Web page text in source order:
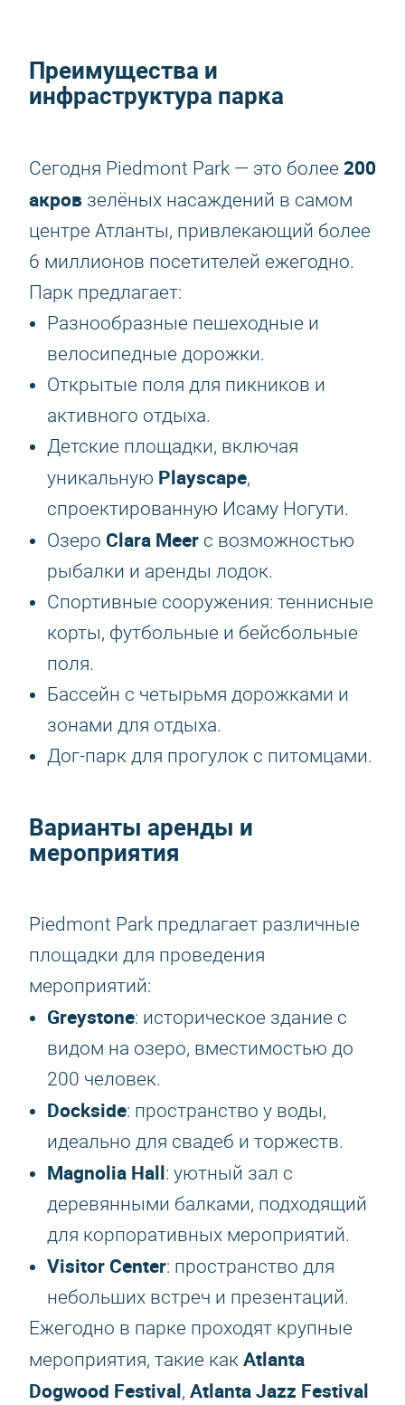
Преимущества и
инфраструктура парка
Сегодня Piedmont Park — это более 200
акров зелёных насаждений в самом
центре Атланты, привлекающий более
6 миллионов посетителей ежегодно.
Парк предлагает:
Разнообразные пешеходные и
велосипедные дорожки.
Открытые поля для пикников и
активного отдыха.
Детские площадки, включая
уникальную Playscape,
спроектированную Исаму Ногути.
Озеро Clara Meer с возможностью
рыбалки и аренды лодок.
Спортивные сооружения: теннисные
корты, футбольные и бейсбольные
поля.
Бассейн с четырьмя дорожками и
зонами для отдыха.
Дог-парк для прогулок с питомцами.
Варианты аренды и
мероприятия
Piedmont Park предлагает различные
площадки для проведения
мероприятий:
Greystone: историческое здание с
видом на озеро, вместимостью до
200 человек.
Dockside: пространство у воды,
идеально для свадеб и торжеств.
Magnolia Hall: уютный зал с
деревянными балками, подходящий
для корпоративных мероприятий.
Visitor Center: пространство для
небольших встреч и презентаций.
Ежегодно в парке проходят крупные
мероприятия, такие как Atlanta
Dogwood Festival, Atlanta Jazz Festival